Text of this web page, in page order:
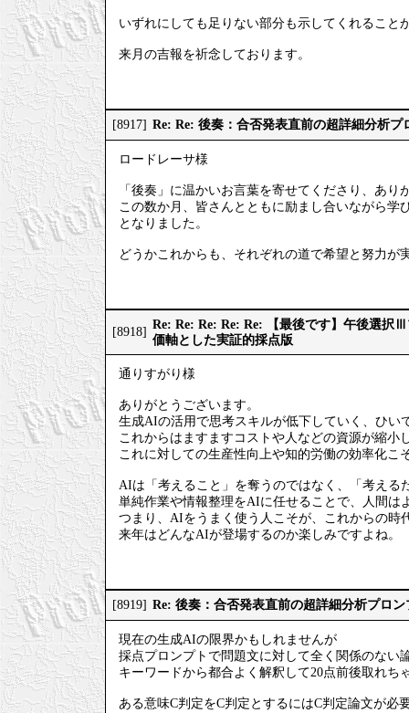
いずれにしても足りない部分も示してくれるこ
来月の吉報を祈念しております。
[8917] Re: Re: 後奏：合否発表直前の超詳細分析
ロードレーサ様
「後奏」に温かいお言葉を寄せてくださり、あり
この数か月、皆さんとともに励まし合いながら
となりました。
どうかこれからも、それぞれの道で希望と努力が
[8918]
Re: Re: Re: Re: Re: 【最後です】午後選択
価軸とした実証的採点版
通りすがり様
ありがとうございます。
生成AIの活用で思考スキルが低下していく、ひい
これからはますますコストや人などの資源が縮小
これに対しての生産性向上や知的労働の効率化こ
AIは「考えること」を奪うのではなく、「考える
単純作業や情報整理をAIに任せることで、人間は
つまり、AIをうまく使う人こそが、これからの時
来年はどんなAIが登場するのか楽しみですよね。
[8919] Re: 後奏：合否発表直前の超詳細分析プロ
現在の生成AIの限界かもしれませんが
採点プロンプトで問題文に対して全く関係のない
キーワードから都合よく解釈して20点前後取れち
ある意味C判定をC判定とするにはC判定論文が必